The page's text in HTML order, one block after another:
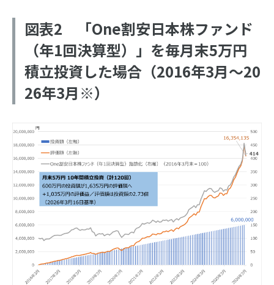
図表2 「One割安日本株ファンド
（年1回決算型）」を毎月末5万円
積立投資した場合（2016年3月～20
26年3月※）